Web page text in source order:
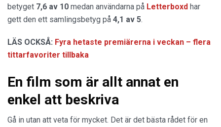
betyget 7,6 av 10 medan användarna på Letterboxd har
gett den ett samlingsbetyg på 4,1 av 5.
LÄS OCKSÅ: Fyra hetaste premiärerna i veckan – flera
tittarfavoriter tillbaka
En film som är allt annat en
enkel att beskriva
Gå in utan att veta för mycket. Det är det bästa rådet för en